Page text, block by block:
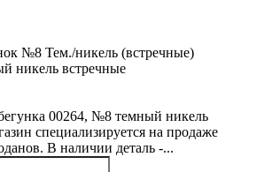
никель встречные
00264, №8 темный никель
специализируется на продаже
В наличии деталь -...